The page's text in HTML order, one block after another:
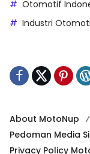
Otomotif
Industri
About MotoNup
Pedoman Media
Privacy Policy